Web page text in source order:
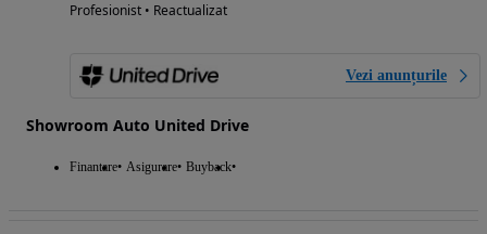
Profesionist • Reactualizat
Vezi anunțurile
Showroom Auto United Drive
Finantare Asigurare Buyback